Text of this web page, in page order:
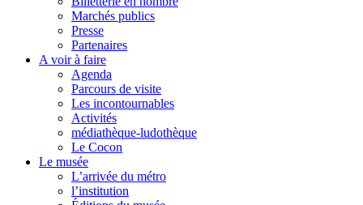
Marchés publics
Presse
Partenaires
A voir à faire
Agenda
Parcours de visite
Les incontournables
Activités
médiathèque-ludothèque
Le Cocon
Le musée
L’arrivée du métro
l’institution